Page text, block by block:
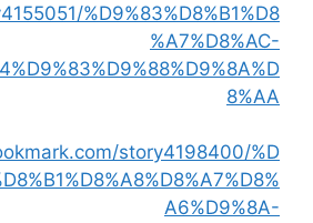
%D9%83%D8%B1%D8
%A7%D8%AC-
8%AA
story4198400/%D
A6%D9%8A-